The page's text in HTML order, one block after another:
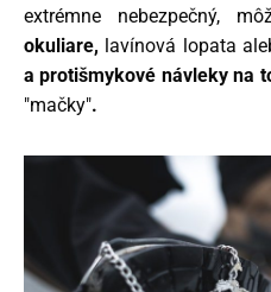
extrémne nebezpečný,
okuliare, lavínová lopata
a protišmykové návleky na
"mačky".